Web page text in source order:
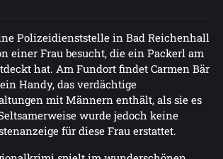
Polizeidienststelle in Bad Reichenhall
einer Frau besucht, die ein Packerl am
hat. Am Fundort findet Carmen Bär
Handy, das verdächtige
mit Männern enthält, als sie es
wurde jedoch keine
für diese Frau erstattet.